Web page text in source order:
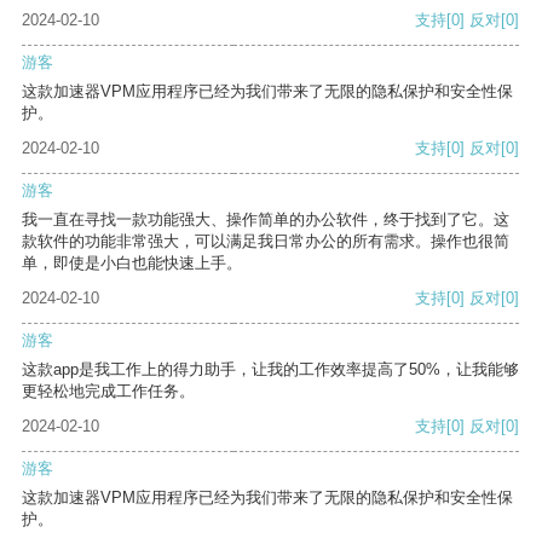
2024-02-10 支持[0] 反对[0]
游客
这款加速器VPM应用程序已经为我们带来了无限的隐私保护和安全性保
护。
2024-02-10
支持[0] 反对[0]
游客
我一直在寻找一款功能强大、操作简单的办公软件，终于找到了它。这
款软件的功能非常强大，可以满足我日常办公的所有需求。操作也很简
单，即使是小白也能快速上手。
2024-02-10
支持[0] 反对[0]
游客
这款app是我工作上的得力助手，让我的工作效率提高了50%，让我能够
更轻松地完成工作任务。
2024-02-10
支持[0] 反对[0]
游客
这款加速器VPM应用程序已经为我们带来了无限的隐私保护和安全性保
护。